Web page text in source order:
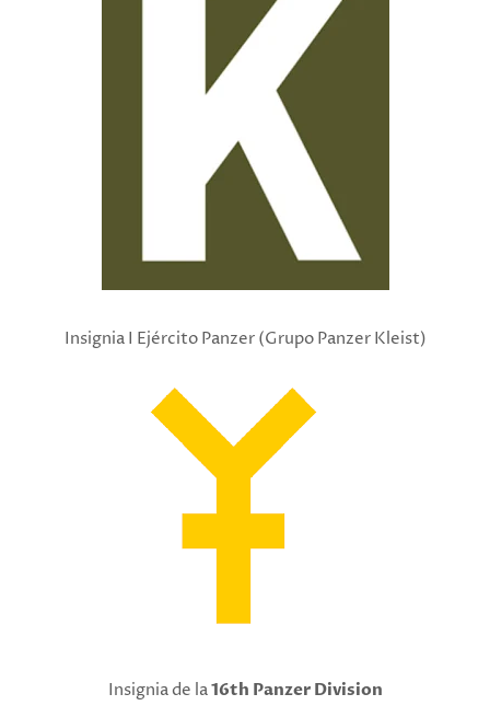
Insignia I Ejército Panzer (Grupo Panzer Kleist)
Insignia de la16th Panzer Division